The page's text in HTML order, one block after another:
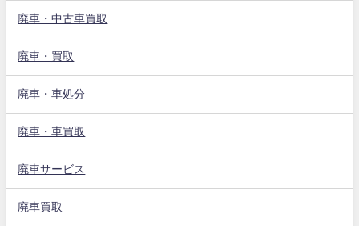
廃車・中古車買取
廃車・買取
廃車・車処分
廃車・車買取
廃車サービス
廃車買取